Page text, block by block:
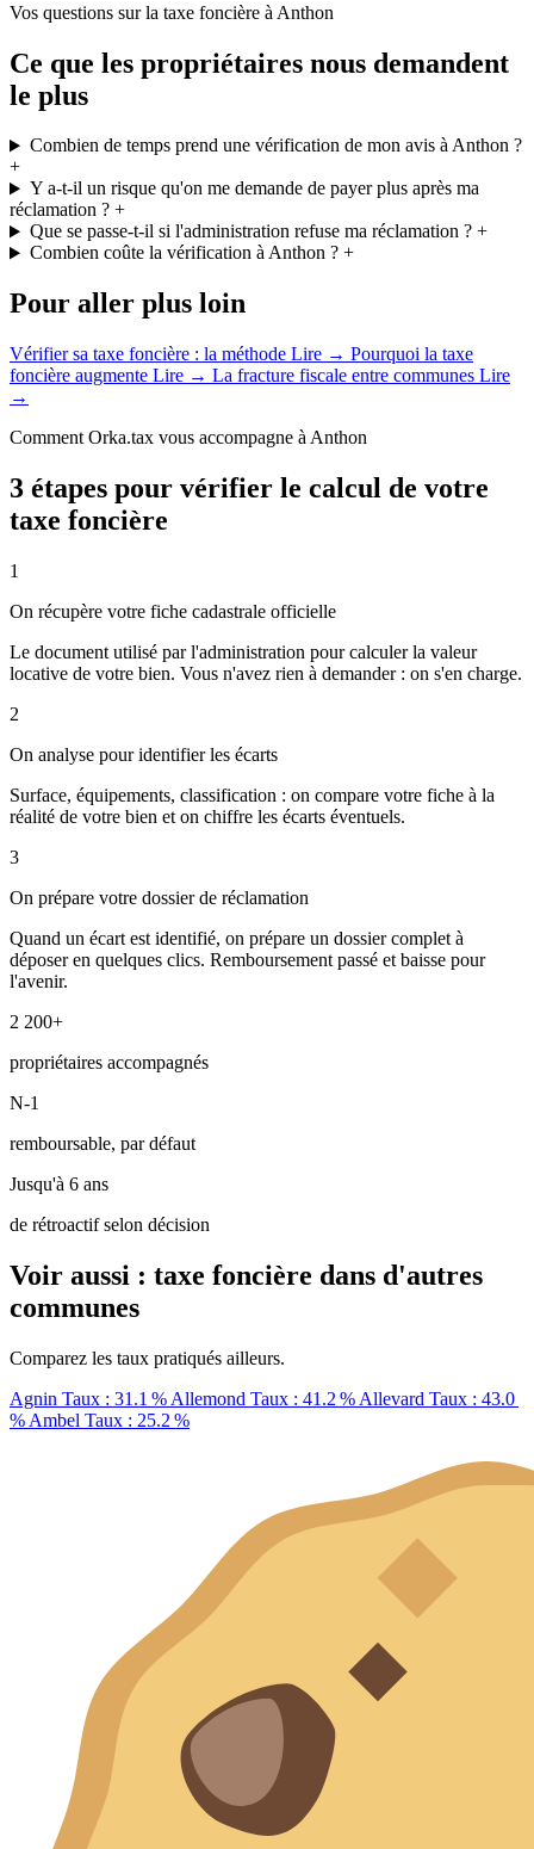
Vos questions sur la taxe foncière à Anthon
Ce que les propriétaires nous demandent
le plus
Combien de temps prend une vérification de mon avis à Anthon ?
+
Y a-t-il un risque qu'on me demande de payer plus après ma
réclamation ? +
Que se passe-t-il si l'administration refuse ma réclamation ?+
Combien coûte la vérification à Anthon ?+
Pour aller plus loin
Vérifier sa taxe foncière : la méthode Lire → Pourquoi la taxe
foncière augmente Lire → La fracture fiscale entre communes Lire
→
Comment Orka.tax vous accompagne à Anthon
3 étapes pour vérifier le calcul de votre
taxe foncière
1
On récupère votre fiche cadastrale officielle
Le document utilisé par l'administration pour calculer la valeur
locative de votre bien. Vous n'avez rien à demander : on s'en charge.
2
On analyse pour identifier les écarts
Surface, équipements, classification : on compare votre fiche à la
réalité de votre bien et on chiffre les écarts éventuels.
3
On prépare votre dossier de réclamation
Quand un écart est identifié, on prépare un dossier complet à
déposer en quelques clics. Remboursement passé et baisse pour
l'avenir.
2 200+
propriétaires accompagnés
N-1
remboursable, par défaut
Jusqu'à 6 ans
de rétroactif selon décision
Voir aussi : taxe foncière dans d'autres
communes
Comparez les taux pratiqués ailleurs.
Agnin Taux : 31.1 % Allemond Taux : 41.2 % Allevard Taux : 43.0
% Ambel Taux : 25.2 %